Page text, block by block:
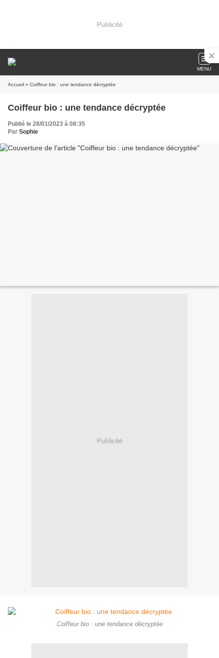
Publicité
MENU
Accueil » Coiffeur bio : une tendance décryptée
Coiffeur bio : une tendance décryptée
Publié le 28/01/2023 à 08:35
Par Sophie
Publicité
Coiffeur bio : une tendance décryptée